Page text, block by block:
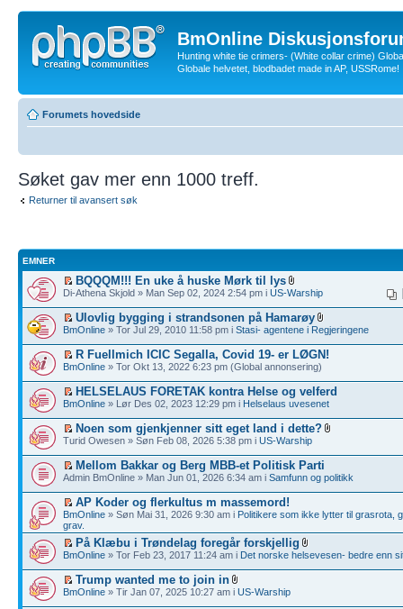
BmOnline
Hunting white tie crimers- (White collar crime)
Globale helvetet, blodbadet made in AP, USSRome!
Forumets hovedside
Søket gav mer enn 1000 treff.
Returner til avansert søk
EMNER
BQQQM!!! En uke å huske Mørk til lys
Di-Athena Skjold » Man Sep 02, 2024 2:54 pm i US-Warship
Ulovlig bygging i strandsonen på Hamarøy
BmOnline » Tor Jul 29, 2010 11:58 pm i Stasi- agentene i Regjeringene
R Fuellmich ICIC Segalla, Covid 19- er LØGN!
BmOnline » Tor Okt 13, 2022 6:23 pm (Global annonsering)
HELSELAUS FORETAK kontra Helse og velferd
BmOnline » Lør Des 02, 2023 12:29 pm i Helselaus uvesenet
Noen som gjenkjenner sitt eget land i dette?
Turid Owesen » Søn Feb 08, 2026 5:38 pm i US-Warship
Mellom Bakkar og Berg MBB-et Politisk Parti
Admin BmOnline » Man Jun 01, 2026 6:34 am i Samfunn og politikk
AP Koder og flerkultus m massemord!
BmOnline » Søn Mai 31, 2026 9:30 am i Politikere som ikke lytter til grasrota,
grav.
På Klæbu i Trøndelag foregår forskjellig
BmOnline » Tor Feb 23, 2017 11:24 am i Det norske helsevesen- bedre enn
Trump wanted me to join in
BmOnline » Tir Jan 07, 2025 10:27 am i US-Warship